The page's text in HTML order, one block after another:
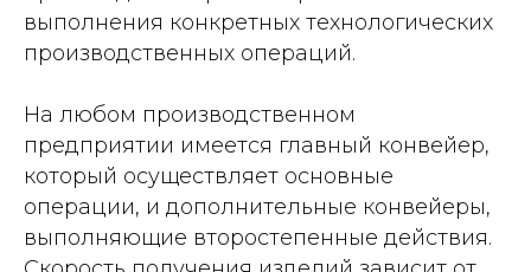
выполнения конкретных технологических
производственных операций.
На любом производственном
предприятии имеется главный конвейер,
который осуществляет основные
операции, и дополнительные конвейеры,
выполняющие второстепенные действия.